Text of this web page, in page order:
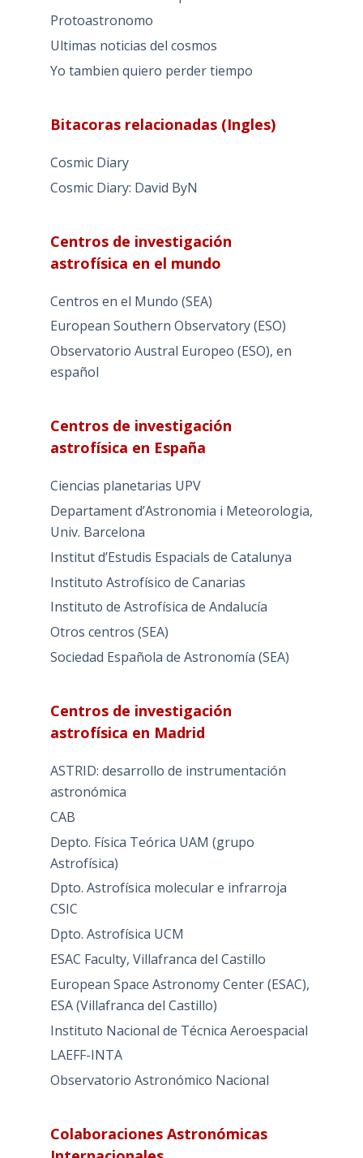
Protoastronomo
Ultimas noticias del cosmos
Yo tambien quiero perder tiempo
Bitacoras relacionadas (Ingles)
Cosmic Diary
Cosmic Diary: David ByN
Centros de investigación
astrofísica en el mundo
Centros en el Mundo (SEA)
European Southern Observatory (ESO)
Observatorio Austral Europeo (ESO), en
español
Centros de investigación
astrofísica en España
Ciencias planetarias UPV
Departament d’Astronomia i Meteorologia,
Univ. Barcelona
Institut d’Estudis Espacials de Catalunya
Instituto Astrofísico de Canarias
Instituto de Astrofísica de Andalucía
Otros centros (SEA)
Sociedad Española de Astronomía (SEA)
Centros de investigación
astrofísica en Madrid
ASTRID: desarrollo de instrumentación
astronómica
CAB
Depto. Física Teórica UAM (grupo
Astrofísica)
Dpto. Astrofísica molecular e infrarroja
CSIC
Dpto. Astrofísica UCM
ESAC Faculty, Villafranca del Castillo
European Space Astronomy Center (ESAC),
ESA (Villafranca del Castillo)
Instituto Nacional de Técnica Aeroespacial
LAEFF-INTA
Observatorio Astronómico Nacional
Colaboraciones Astronómicas